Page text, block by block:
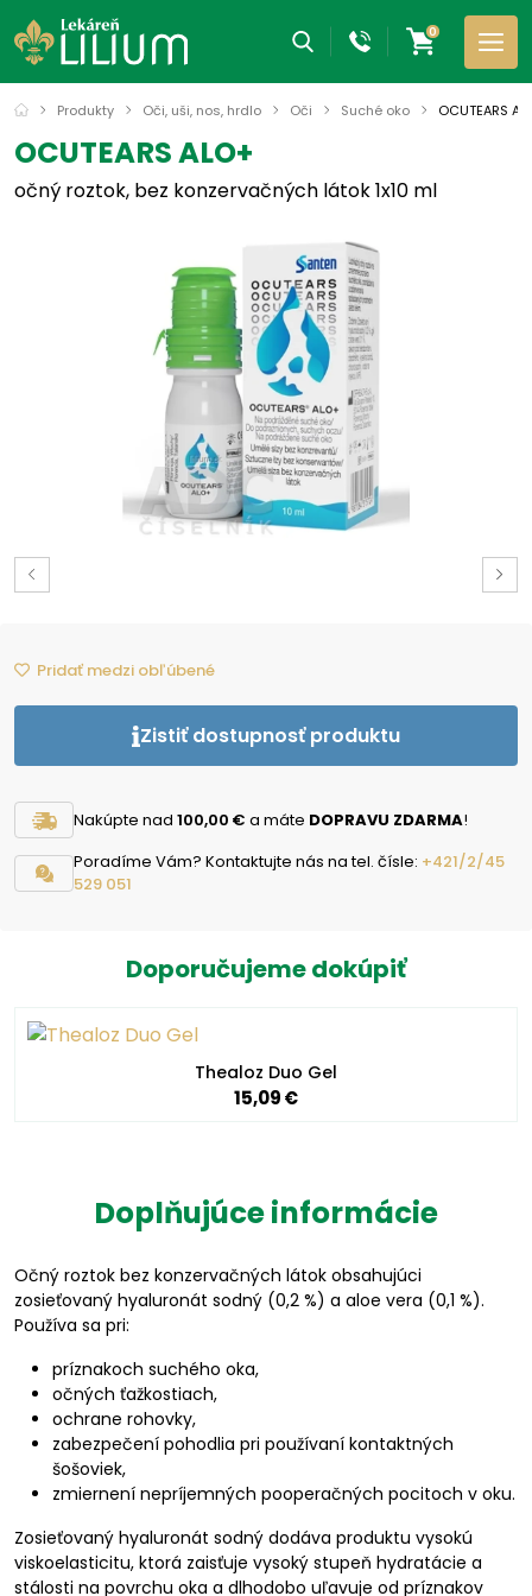
0
Produkty Oči, uši, nos, hrdlo Oči Suché oko OCUTEARS
OCUTEARS ALO+
očný roztok, bez konzervačných látok 1x10 ml
Pridať medzi obľúbené
Zistiť dostupnosť produktu
Nakúpte nad 100,00 € a máte DOPRAVU ZDARMA!
Poradíme Vám? Kontaktujte nás na tel. čísle: +421/2/45
529 051
Doporučujeme dokúpiť
Thealoz Duo Gel
15,09 €
Doplňujúce informácie
Očný roztok bez konzervačných látok obsahujúci
zosieťovaný hyaluronát sodný (0,2 %) a aloe vera (0,1 %).
Používa sa pri:
príznakoch suchého oka,
očných ťažkostiach,
ochrane rohovky,
zabezpečení pohodlia pri používaní kontaktných
šošoviek,
zmiernení nepríjemných pooperačných pocitoch v oku.
Zosieťovaný hyaluronát sodný dodáva produktu vysokú
viskoelasticitu, ktorá zaisťuje vysoký stupeň hydratácie a
stálosti na povrchu oka a dlhodobo uľavuje od príznakov